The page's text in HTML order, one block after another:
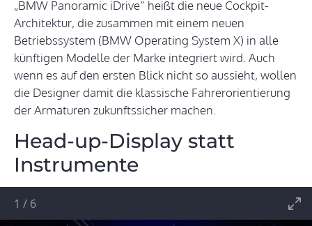
„BMW Panoramic iDrive“ heißt die neue Cockpit-
Architektur, die zusammen mit einem neuen
Betriebssystem (BMW Operating System X) in alle
künftigen Modelle der Marke integriert wird. Auch
wenn es auf den ersten Blick nicht so aussieht, wollen
die Designer damit die klassische Fahrerorientierung
der Armaturen zukunftssicher machen.
Head-up-Display statt
Instrumente
1 / 6